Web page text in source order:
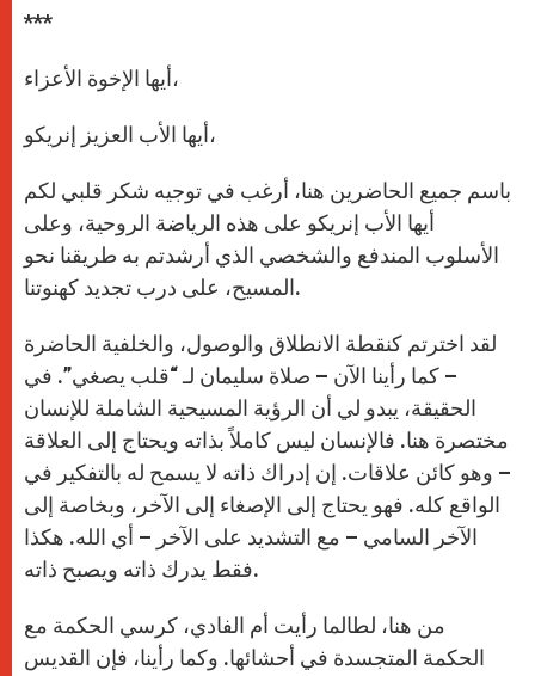
***
أيها الإخوة الأعزاء،
أيها الأب العزيز إنريكو،
باسم جميع الحاضرين هنا، أرغب في توجيه شكر قلبي لكم
أيها الأب إنريكو على هذه الرياضة الروحية، وعلى
الأسلوب المندفع والشخصي الذي أرشدتم به طريقنا نحو
المسيح، على درب تجديد كهنوتنا.
لقد اخترتم كنقطة الانطلاق والوصول، والخلفية الحاضرة
– كما رأينا الآن – صلاة سليمان لـ “قلب يصغي”. في
الحقيقة، يبدو لي أن الرؤية المسيحية الشاملة للإنسان
مختصرة هنا. فالإنسان ليس كاملاً بذاته ويحتاج إلى العلاقة
– وهو كائن علاقات. إن إدراك ذاته لا يسمح له بالتفكير في
الواقع كله. فهو يحتاج إلى الإصغاء إلى الآخر، وبخاصة إلى
الآخر السامي – مع التشديد على الآخر – أي الله. هكذا
فقط يدرك ذاته ويصبح ذاته.
من هنا، لطالما رأيت أم الفادي، كرسي الحكمة مع
الحكمة المتجسدة في أحشائها. وكما رأينا، فإن القديس